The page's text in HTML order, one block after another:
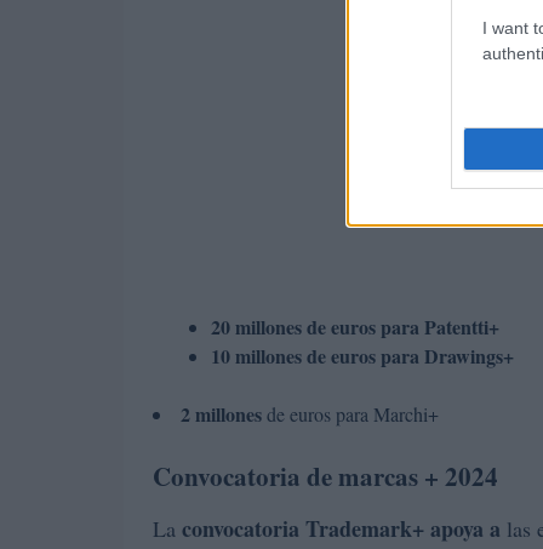
I want
20 millones de euros para Patentti+
10 millones de euros para Drawings+
2 millonesde euros para Marchi+
Convocatoria de marcas + 2024
La convocatoria Trademark+ apoya a las